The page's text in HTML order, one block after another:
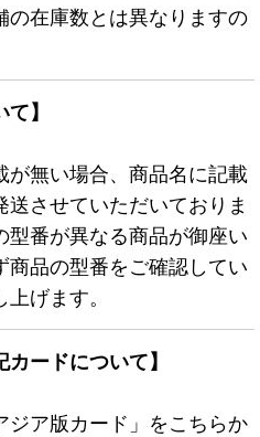
の在庫数とは異なりますの
】
無い場合、商品名に記載
させていただいておりま
番が異なる商品が御座い
商品の型番をご確認してい
げます。
カードについて】
ジア版カード」をこちらか